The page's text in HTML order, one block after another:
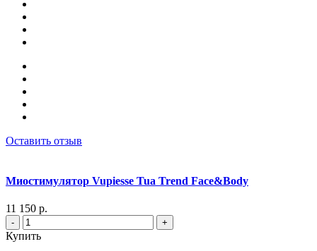
Оставить отзыв
Миостимулятор Vupiesse Tua Trend Face&Body
11 150 р.
- +
Купить